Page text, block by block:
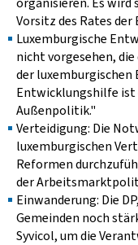
Vorsitz des Rates
Luxemburgische
nicht vorgesehen,
der
Entwicklungshilfe ist
Außenpolitik."
Verteidigung: Die
luxemburgischen
Reformen
der
Einwanderung: Die
Gemeinden noch
Syvicol, um die